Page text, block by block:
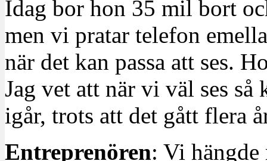
Idag bor hon 35 mil bort
men vi pratar telefon
när det kan passa att ses.
Jag vet att när vi väl ses så
igår, trots att det gått flera
Entreprenören: Vi